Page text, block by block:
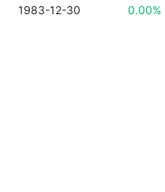
1983-12-30 0.00%